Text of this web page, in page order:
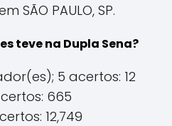
SÃO PAULO, SP.
teve na Dupla Sena?
5 acertos: 12
665
12,749